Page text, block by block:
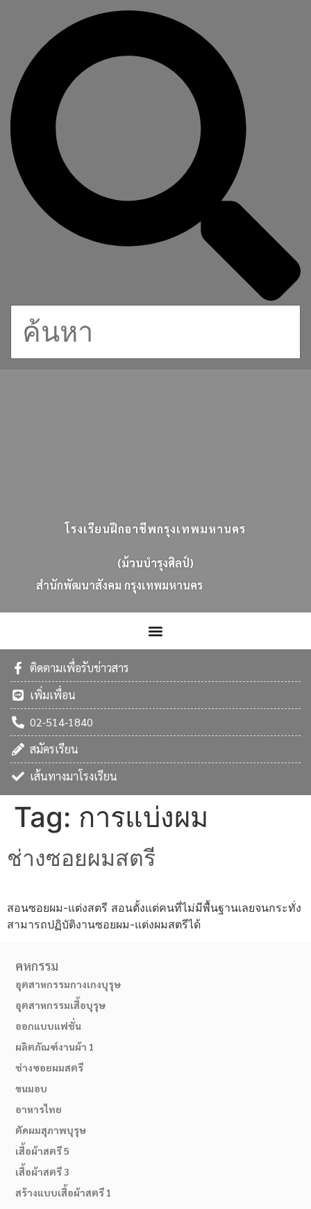
โรงเรียนฝึกอาชีพกรุงเทพมหานคร
(ม้วนบำรุงศิลป์)
สนกพฒนาสงคม กรงเทพมหานคร
ติดตามเพื่อรับข่าวสาร
เพิ่มเพื่อน
02-514-1840
สมัครเรียน
เส้นทางมาโรงเรียน
Tag: การแบ่งผม
ช่างซอยผมสตรี
สอนซอยผม-แต่งสตรี สอนตั้งแต่คนที่ไม่มีพื้นฐานเลยจนกระทั่ง
สามารถปฏิบัติงานซอยผม-แต่งผมสตรีได้
คหกรรม
อุตสาหกรรมกางเกงบุรุษ
อุตสาหกรรมเสื้อบุรุษ
ออกแบบแฟชั่น
ผลิตภัณฑ์งานผ้า 1
ช่างซอยผมสตรี
ขนมอบ
อาหารไทย
ตัดผมสุภาพบุรุษ
เสื้อผ้าสตรี 5
เสื้อผ้าสตรี 3
สร้างแบบเสื้อผ้าสตรี 1